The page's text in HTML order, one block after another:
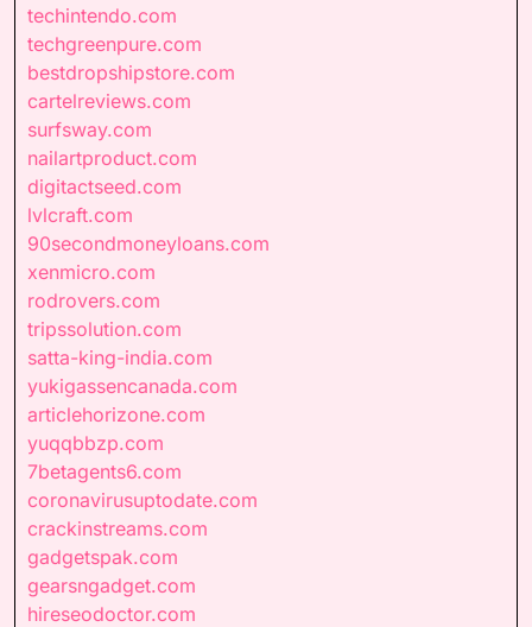
techintendo.com
techgreenpure.com
bestdropshipstore.com
cartelreviews.com
surfsway.com
nailartproduct.com
digitactseed.com
lvlcraft.com
90secondmoneyloans.com
xenmicro.com
rodrovers.com
tripssolution.com
satta-king-india.com
yukigassencanada.com
articlehorizone.com
yuqqbbzp.com
7betagents6.com
coronavirusuptodate.com
crackinstreams.com
gadgetspak.com
gearsngadget.com
hireseodoctor.com